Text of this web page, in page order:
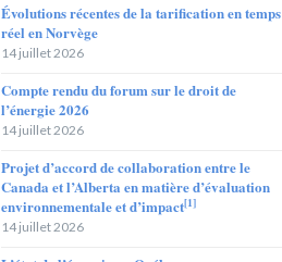
Évolutions récentes de la tarification en temps
réel en Norvège
14 juillet 2026
Compte rendu du forum sur le droit de
l’énergie 2026
14 juillet 2026
Projet d’accord de collaboration entre le
Canada et l’Alberta en matière d’évaluation
environnementale et d’impact[1]
14 juillet 2026